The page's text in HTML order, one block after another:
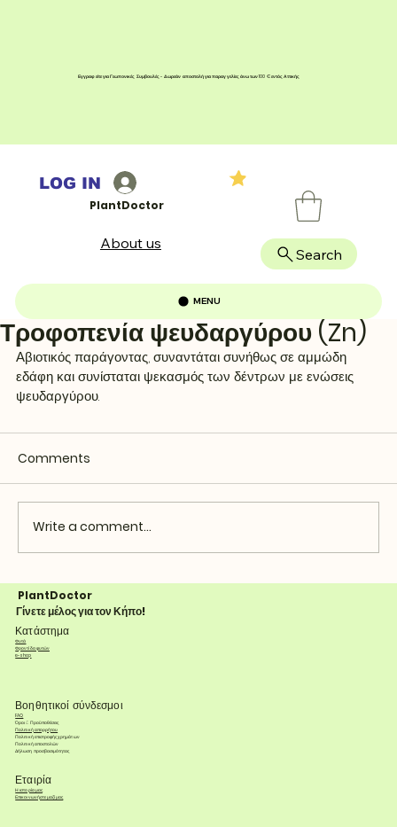
Τροφοπενία ψευδαργύρου (Zn)
Αβιοτικός παράγοντας, συναντάται συνήθως σε αμμώδη
εδάφη και συνίσταται ψεκασμός των δέντρων με ενώσεις
ψευδαργύρου.
Comments
Write a comment...
Εγγραφείτε για Γεωπονικές Συμβουλές - Δωρεάν αποστολή για παραγγελίες άνω των 100 € εντός Αττικής
PlantDoctor
Search
MENU
LOG IN
About us
PlantDoctor
Γίνετε μέλος για τον Κήπο!
Κατάστημα
Φυτά
Φροντίδα φυτών
e-shop
Βοηθητικοί σύνδεσμοι
FAQ
Όροι & Προϋποθέσεις
Πολιτική απορρήτου
Πολιτική επιστροφής χρημάτων
Πολιτική αποστολών
Δήλωση προσβασιμότητας
Εταιρία
Η ιστορία μας
Επικοινωνήστε μαζί μας